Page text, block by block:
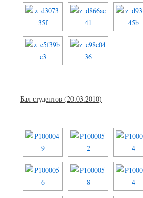
Бал студентов (20.03.2010)